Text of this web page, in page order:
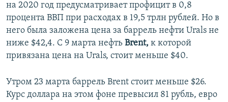
на 2020 год предусматривает профицит в 0,8
процента ВВП при расходах в 19,5 трлн рублей. Но в
него была заложена цена за баррель нефти Urals не
ниже $42,4. С 9 марта нефть Brent, к которой
привязана цена на Urals, стоит меньше $40.
Утром 23 марта баррель Brent стоит меньше $26.
Курс доллара на этом фоне превысил 81 рубль, евро